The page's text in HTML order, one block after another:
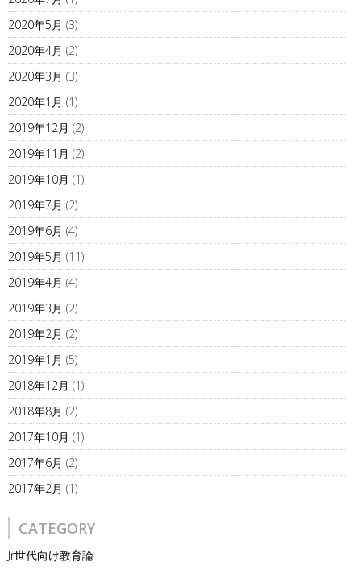
2020年5月 (3)
2020年4月 (2)
2020年3月 (3)
2020年1月 (1)
2019年12月 (2)
2019年11月 (2)
2019年10月 (1)
2019年7月 (2)
2019年6月 (4)
2019年5月 (11)
2019年4月 (4)
2019年3月 (2)
2019年2月 (2)
2019年1月 (5)
2018年12月 (1)
2018年8月 (2)
2017年10月 (1)
2017年6月 (2)
2017年2月 (1)
CATEGORY
Jr世代向け教育論